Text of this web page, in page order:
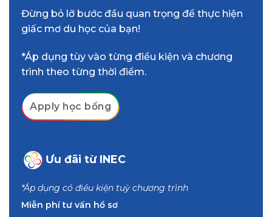
Đừng bỏ lỡ bước đầu quan trọng để thực hiện
giấc mơ du học của bạn!
*Áp dụng tùy vào từng điều kiện và chương
trình theo từng thời điểm.
Apply học bổng
Ưu đãi từ INEC
*Áp dụng có điều kiện tuỳ chương trình
Miễn phí tư vấn hồ sơ